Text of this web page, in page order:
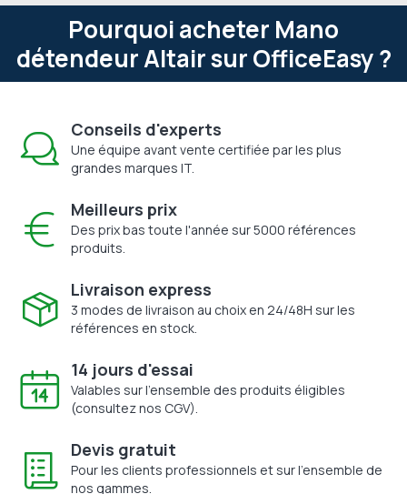
Pourquoi acheter Mano
détendeur Altair sur OfficeEasy ?
Conseils d'experts
Une équipe avant vente certifiée par les plus
grandes marques IT.
Meilleurs prix
Des prix bas toute l'année sur 5000 références
produits.
Livraison express
3 modes de livraison au choix en 24/48H sur les
références en stock.
14 jours d'essai
Valables sur l'ensemble des produits éligibles
(consultez nos CGV).
Devis gratuit
Pour les clients professionnels et sur l'ensemble de
nos gammes.